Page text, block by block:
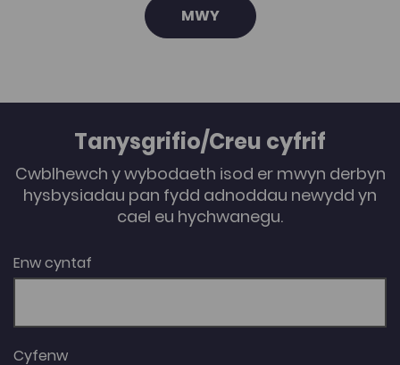
MWY
Tanysgrifio/Creu cyfrif
Cwblhewch y wybodaeth isod er mwyn derbyn
hysbysiadau pan fydd adnoddau newydd yn
cael eu hychwanegu.
Enw cyntaf
Cyfenw